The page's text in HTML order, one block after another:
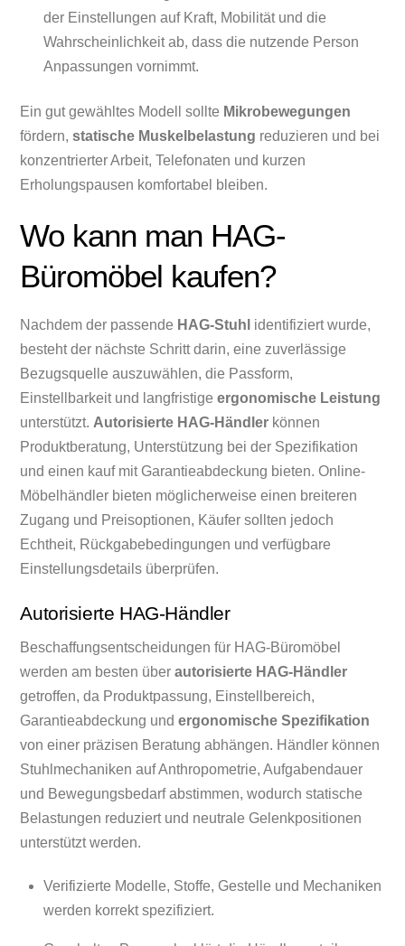
der Einstellungen auf Kraft, Mobilität und die
Wahrscheinlichkeit ab, dass die nutzende Person
Anpassungen vornimmt.
Ein gut gewähltes Modell sollte Mikrobewegungen
fördern,statische Muskelbelastung reduzieren und bei
konzentrierter Arbeit, Telefonaten und kurzen
Erholungspausen komfortabel bleiben.
Wo kann man HAG-
Büromöbel kaufen?
Nachdem der passende HAG-Stuhl identifiziert wurde,
besteht der nächste Schritt darin, eine zuverlässige
Bezugsquelle auszuwählen, die Passform,
Einstellbarkeit und langfristigeergonomische Leistung
unterstützt. Autorisierte HAG-Händler können
Produktberatung, Unterstützung bei der Spezifikation
und einen kauf mit Garantieabdeckung bieten. Online-
Möbelhändler bieten möglicherweise einen breiteren
Zugang und Preisoptionen, Käufer sollten jedoch
Echtheit, Rückgabebedingungen und verfügbare
Einstellungsdetails überprüfen.
Autorisierte HAG-Händler
Beschaffungsentscheidungen für HAG-Büromöbel
werden am besten überautorisierte HAG-Händler
getroffen, da Produktpassung, Einstellbereich,
Garantieabdeckung undergonomische Spezifikation
von einer präzisen Beratung abhängen. Händler können
Stuhlmechaniken auf Anthropometrie, Aufgabendauer
und Bewegungsbedarf abstimmen, wodurch statische
Belastungen reduziert und neutrale Gelenkpositionen
unterstützt werden.
Verifizierte Modelle, Stoffe, Gestelle und Mechaniken
werden korrekt spezifiziert.